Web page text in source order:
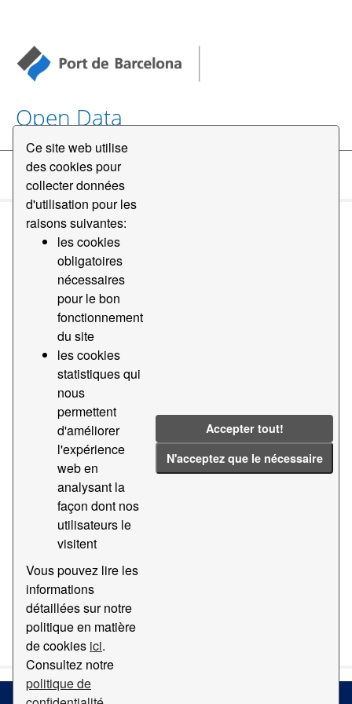
Ce site web utilise
des cookies pour
collecter données
d'utilisation pour les
raisons suivantes:
les cookies
obligatoires
nécessaires
pour le bon
fonctionnement
du site
les cookies
statistiques qui
nous
permettent
d'améliorer
l'expérience
web en
analysant la
façon dont nos
utilisateurs le
visitent
Vous pouvez lire les
informations
détaillées sur notre
politique en matière
de cookies ici.
Consultez notre
politique de
Accepter tout!
N'acceptez que le nécessaire
Open Data
Datasets
Order by
1 jeu de données trouvé
Tags: 437 2016
Filter Results
Statistiques du trafic marchandises par nature
et présentation de la marchand...
Données statistiques sur le trafic de marchandises par
nature et présentation des marchandises (code tarifaire
437) du port de Barcelone
Docs).